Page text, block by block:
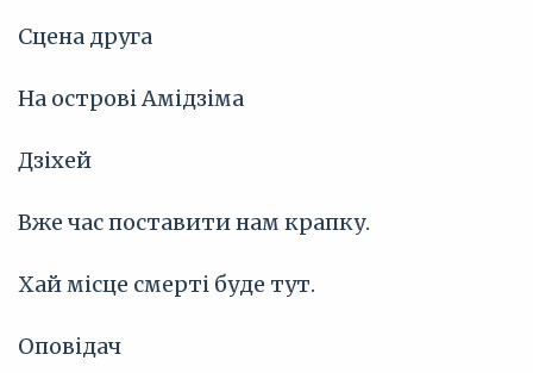
Сцена друга
На острові Амідзіма
Дзіхей
Вже час поставити нам крапку.
Хай місце смерті буде тут.
Оповідач